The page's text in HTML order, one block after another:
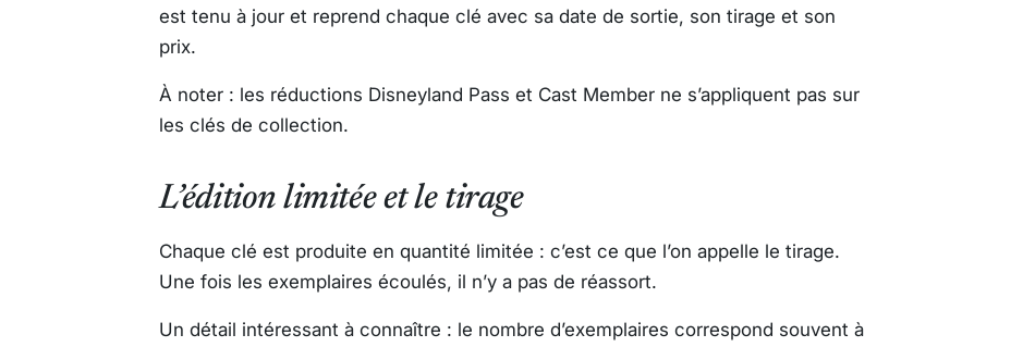
est tenu à jour et reprend chaque clé avec sa date de sortie, son tirage et son
prix.
À noter : les réductions Disneyland Pass et Cast Member ne s’appliquent pas sur
les clés de collection.
L’édition limitée et le tirage
Chaque clé est produite en quantité limitée : c’est ce que l’on appelle le tirage.
Une fois les exemplaires écoulés, il n’y a pas de réassort.
Un détail intéressant à connaître : le nombre d’exemplaires correspond souvent à